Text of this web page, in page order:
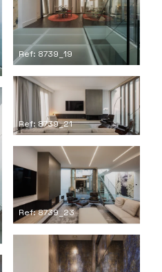
Ref: 8739_19
Ref: 8739_21
Ref: 8739_23